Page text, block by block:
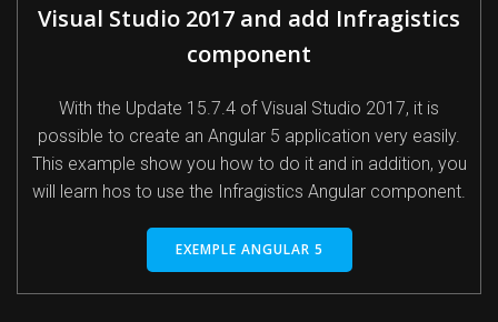
Visual Studio 2017 and add Infragistics
component
With the Update 15.7.4 of Visual Studio 2017, it is
possible to create an Angular 5 application very easily.
This example show you how to do it and in addition, you
will learn hos to use the Infragistics Angular component.
EXEMPLE ANGULAR 5